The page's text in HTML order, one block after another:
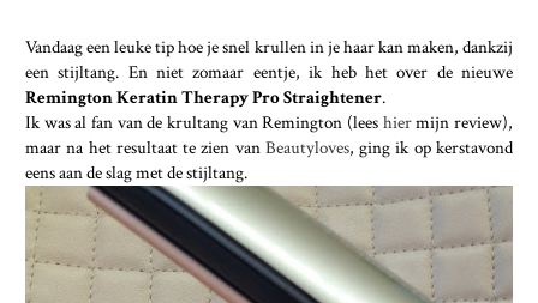
Vandaag een leuke tip hoe je snel krullen in je haar kan maken, dankzij
een stijltang. En niet zomaar eentje, ik heb het over de nieuwe
Remington Keratin Therapy Pro Straightener.
Ik was al fan van de krultang van Remington (lees hiermijn review),
maar na het resultaat te zien van Beautyloves, ging ik op kerstavond
eens aan de slag met de stijltang.